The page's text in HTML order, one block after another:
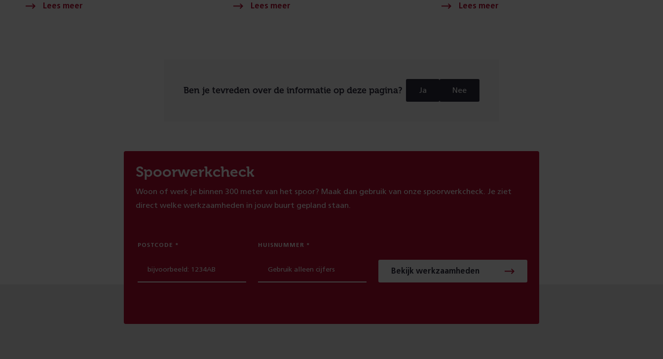
Ben je tevreden over de informatie op deze pagina? Ja Nee
Spoorwerkcheck
Woon of werk je binnen 300 meter van het spoor? Maak dan gebruik van onze spoorwerkcheck. Je ziet
direct welke werkzaamheden in jouw buurt gepland staan.
POSTCODE HUISNUMMER
Bekijk werkzaamheden